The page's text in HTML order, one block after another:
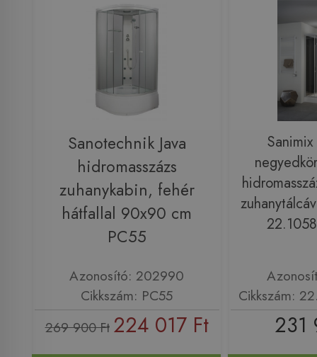
Sanotechnik Java
hidromasszázs
zuhanykabin, fehér
hátfallal 90x90 cm
PC55
Azonosító: 202990
Cikkszám: PC55
269 900 Ft 224 017 Ft
Cikkszám:
231